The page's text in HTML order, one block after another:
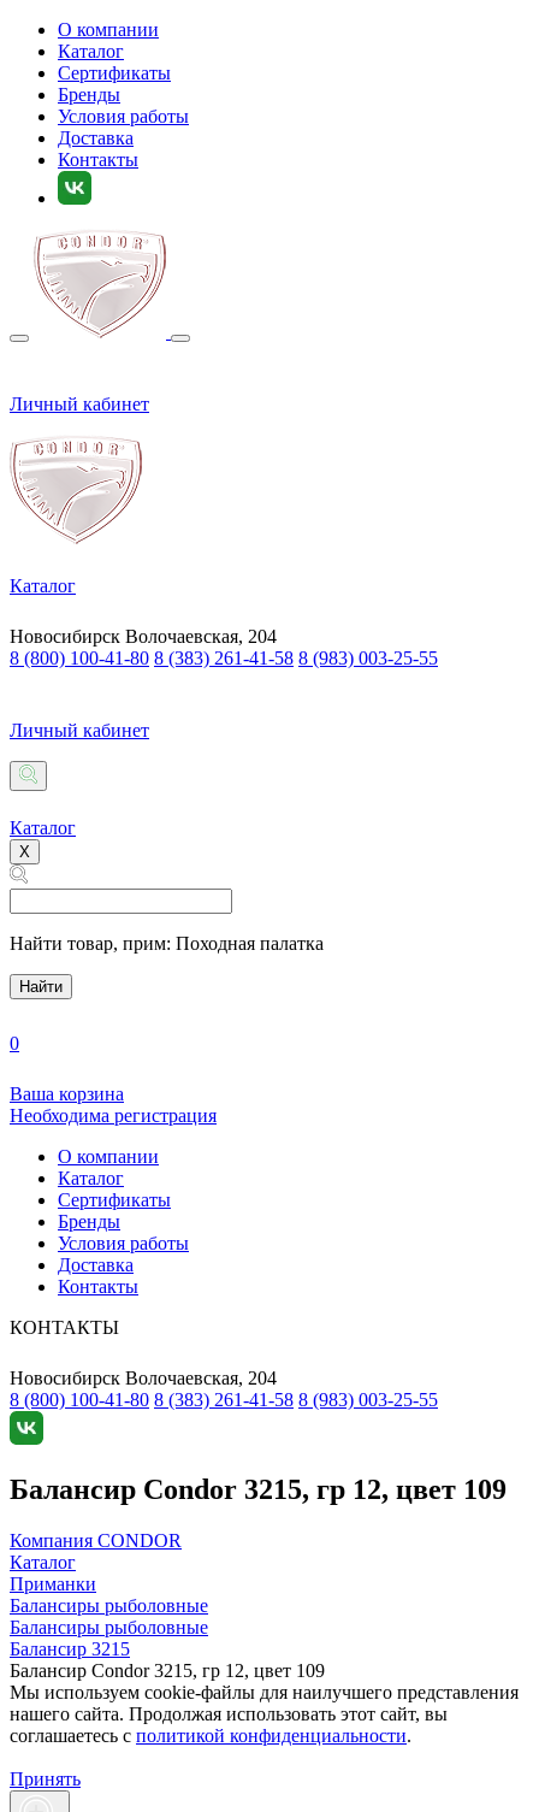
О компании
Каталог
Сертификаты
Бренды
Условия работы
Доставка
Контакты
Личный кабинет
Каталог
Новосибирск Волочаевская, 204
8 (800) 100-41-80 8 (383) 261-41-58 8 (983) 003-25-55
Личный кабинет
Каталог
X
Найти товар, прим: Походная палатка
Найти
0
Ваша корзина
Необходима регистрация
О компании
Каталог
Сертификаты
Бренды
Условия работы
Доставка
Контакты
КОНТАКТЫ
Новосибирск Волочаевская, 204
8 (800) 100-41-80 8 (383) 261-41-58 8 (983) 003-25-55
Балансир Condor 3215, гр 12, цвет 109
Компания CONDOR
Каталог
Приманки
Балансиры рыболовные
Балансиры рыболовные
Балансир 3215
Балансир Condor 3215, гр 12, цвет 109
Мы используем cookie-файлы для наилучшего представления
нашего сайта. Продолжая использовать этот сайт, вы
соглашаетесь c политикой конфиденциальности.
Принять